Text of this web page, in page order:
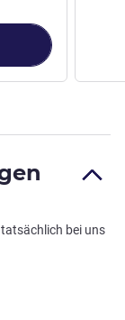
bei uns